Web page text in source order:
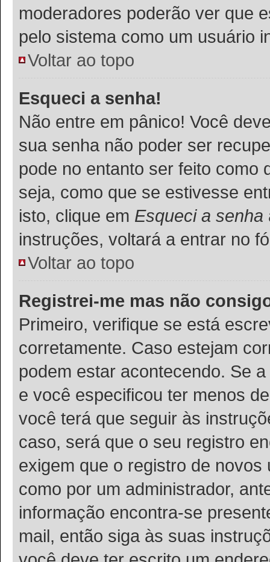
moderadores poderão ver que
pelo sistema como um usuário
Voltar ao topo
Esqueci a senha!
Não entre em pânico! Você
sua senha não poder ser
pode no entanto ser feito como
seja, como que se estivesse
isto, clique em Esqueci a senha
instruções, voltará a entrar no
Voltar ao topo
Registrei-me mas não
Primeiro, verifique se está
corretamente. Caso estejam
podem estar acontecendo. Se
e você especificou ter menos
você terá que seguir às
caso, será que o seu registro
exigem que o registro de
como por um administrador,
informação encontra-se
mail, então siga às suas